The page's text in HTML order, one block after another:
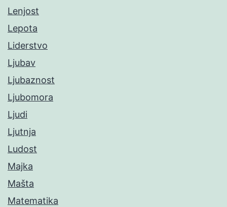
Lenjost
Lepota
Liderstvo
Ljubav
Ljubaznost
Ljubomora
Ljudi
Ljutnja
Ludost
Majka
Mašta
Matematika